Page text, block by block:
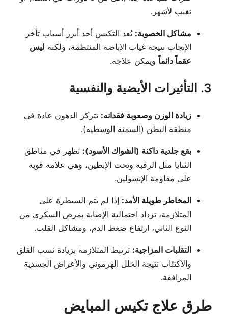
تغيب لأشهر.
مشاكل الخصوبة: يُعد التكيس أحد أبرز أسباب تأخر
الإنجاب نتيجة غياب الإباضة المنتظمة، ولكنه ليس
عقماً دائماً ويمكن علاجه.
3. التأثيرات الأيضية والنفسية
زيادة الوزن وصعوبة فقدانه: تتركز الدهون عادة في
منطقة البطن (السمنة الوسطية).
بقع جلدية داكنة (الشواك الأسود): تظهر في مناطق
الثنايا مثل الرقبة وتحت الإبطين، وهي علامة قوية
على مقاومة الإنسولين.
المخاطر طويلة الأمد: إذا لم يتم السيطرة على
المتلازمة، تزداد احتمالية الإصابة بمرض السكري من
النوع الثاني، ارتفاع ضغط الدم، ومشاكل القلب.
التقلبات المزاجية: ترتبط المتلازمة بزيادة نسب القلق
والاكتئاب نتيجة الخلل الهرموني والأعراض الجسدية
المرافقة.
طرق علاج تكيس المبايض